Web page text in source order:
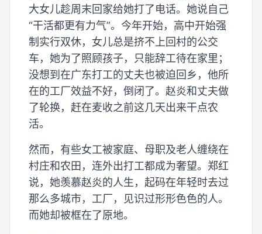
大女儿趁周末回家给她打了电话。她说自己
“干活都更有力气”。今年开始，高中开始强
制实行双休，女儿总是挤不上回村的公交
车，她为了照顾孩子，只能辞工待在家里；
没想到在广东打工的丈夫也被迫回乡，他所
在的工厂效益不好，倒闭了。赵炎和丈夫做
了轮换，赶在麦收之前这几天出来干点农
活。
然而，有些女工被家庭、母职及老人缠绕在
村庄和农田，连外出打工都成为奢望。郑红
说，她羡慕赵炎的人生，起码在年轻时去过
那么多城市，工厂，见识过形形色色的人。
而她却被框在了原地。